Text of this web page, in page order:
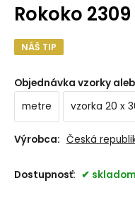
Rokoko
NÁŠ TIP
Objednávka vzorky
metre
vzorka 20 x
Výrobca: Česká
Dostupnosť: